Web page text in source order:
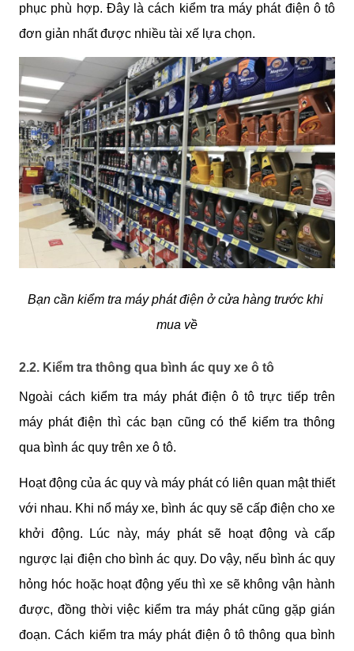
phục phù hợp. Đây là cách kiểm tra máy phát điện ô tô
đơn giản nhất được nhiều tài xế lựa chọn.
Bạn cần kiểm tra máy phát điện ở cửa hàng trước khi
mua về
2.2. Kiểm tra thông qua bình ác quy xe ô tô
Ngoài cách kiểm tra máy phát điện ô tô trực tiếp trên
máy phát điện thì các bạn cũng có thể kiểm tra thông
qua bình ác quy trên xe ô tô.
Hoạt động của ác quy và máy phát có liên quan mật thiết
với nhau. Khi nổ máy xe, bình ác quy sẽ cấp điện cho xe
khởi động. Lúc này, máy phát sẽ hoạt động và cấp
ngược lại điện cho bình ác quy. Do vậy, nếu bình ác quy
hỏng hóc hoặc hoạt động yếu thì xe sẽ không vận hành
được, đồng thời việc kiểm tra máy phát cũng gặp gián
đoạn. Cách kiểm tra máy phát điện ô tô thông qua bình